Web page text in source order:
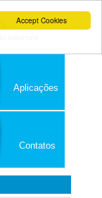
Accept Cookies
Aplicações
Contatos